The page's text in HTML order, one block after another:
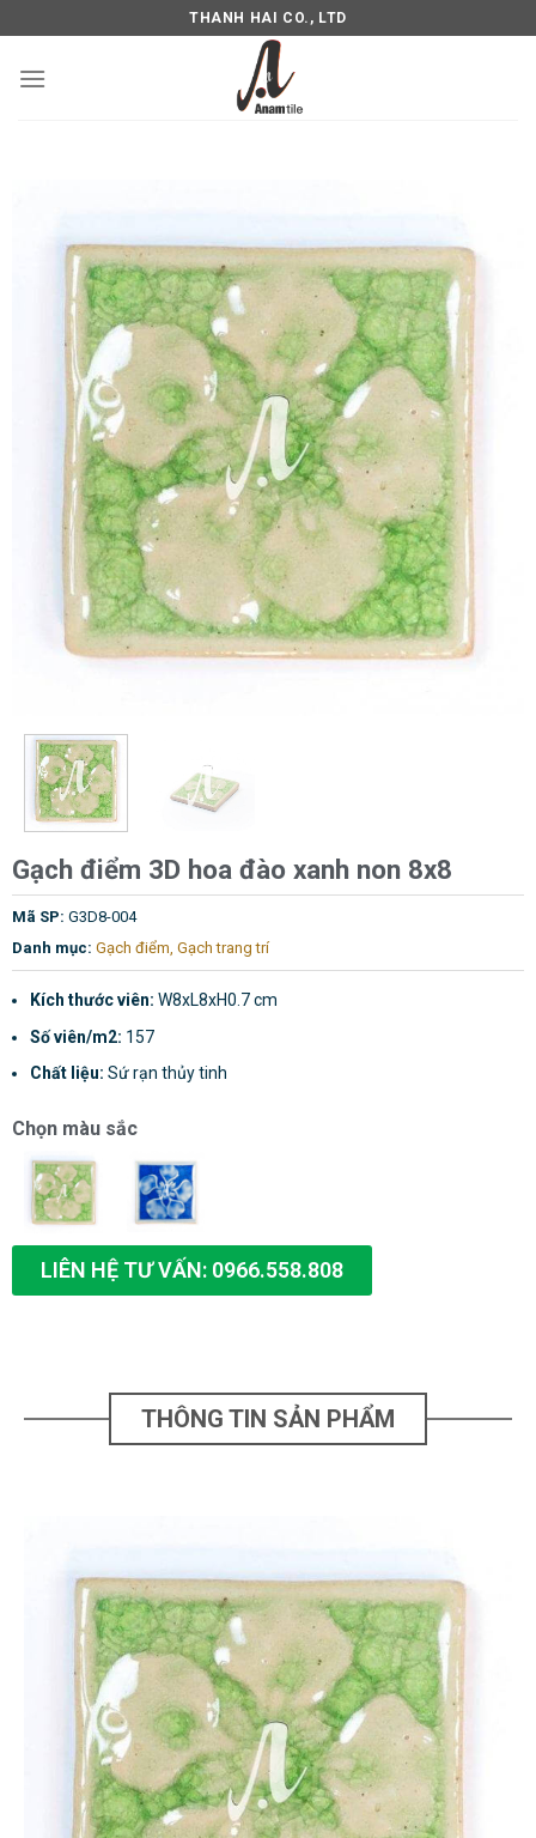
THANH HAI CO., LTD
Gạch điểm 3D hoa đào xanh non 8x8
Mã SP: G3D8-004
Danh mục: Gạch điểm, Gạch trang trí
Kích thước viên: W8xL8xH0.7 cm
Số viên/m2: 157
Chất liệu: Sứ rạn thủy tinh
Chọn màu sắc
LIÊN HỆ TƯ VẤN: 0966.558.808
THÔNG TIN SẢN PHẨM